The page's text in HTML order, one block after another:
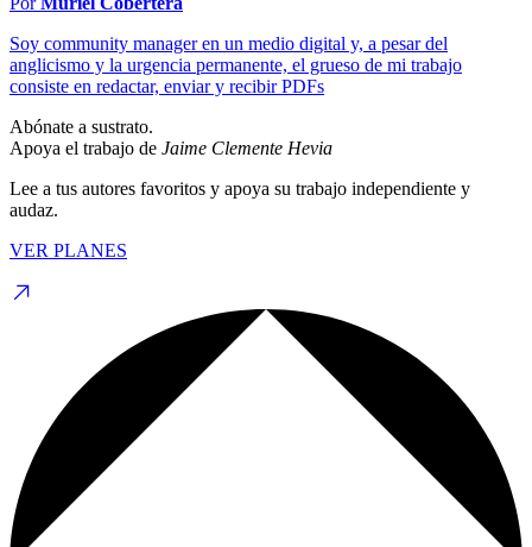
Soy community manager en un medio digital y, a pesar del
anglicismo y la urgencia permanente, el grueso de mi trabajo
consiste en redactar, enviar y recibir PDFs
Abónate a sustrato.
Apoya el trabajo de Jaime Clemente Hevia
Lee a tus autores favoritos y apoya su trabajo independiente y
audaz.
VER PLANES